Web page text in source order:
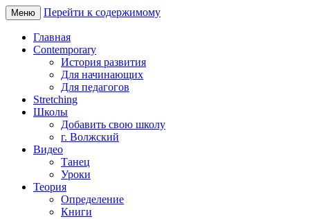
Меню Перейти к содержимому
Главная
Contemporary
История развития
Для начинающих
Для педагогов
Stretching
Школы
Добавить свою школу
г. Волжский
Видео
Танец
Уроки
Теория
Определение
Книги